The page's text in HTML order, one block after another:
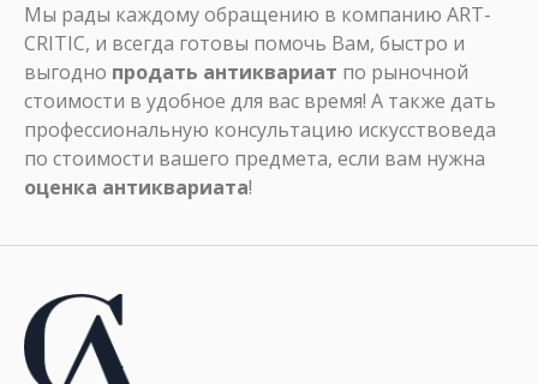
Мы рады каждому обращению в компанию ART-
CRITIC, и всегда готовы помочь Вам, быстро и
выгодно продать антиквариат по рыночной
стоимости в удобное для вас время! А также дать
профессиональную консультацию искусствоведа
по стоимости вашего предмета, если вам нужна
оценка антиквариата!